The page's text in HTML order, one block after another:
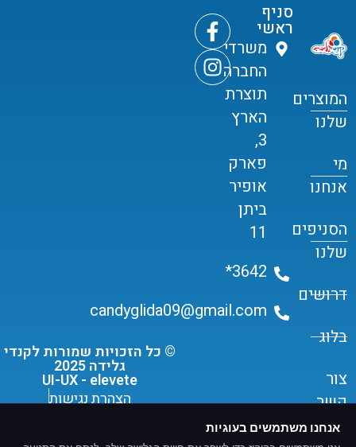
המוצרים
שלנו
מי
אנחנו
הסניפים
שלנו
דרושים
בלוג
צור
קשר
סניף
ראשי
משרדי
החברה
תוצרת
הארץ
3,
פארק
אופיר
ביתן
11
3642*
candyglida09@gmail.com
הצהרת נגישות
© כל הזכויות שמורות לקנדי
גלידה 2025
UI-UX - elevete
אנחנו משתמשים בעוגיות